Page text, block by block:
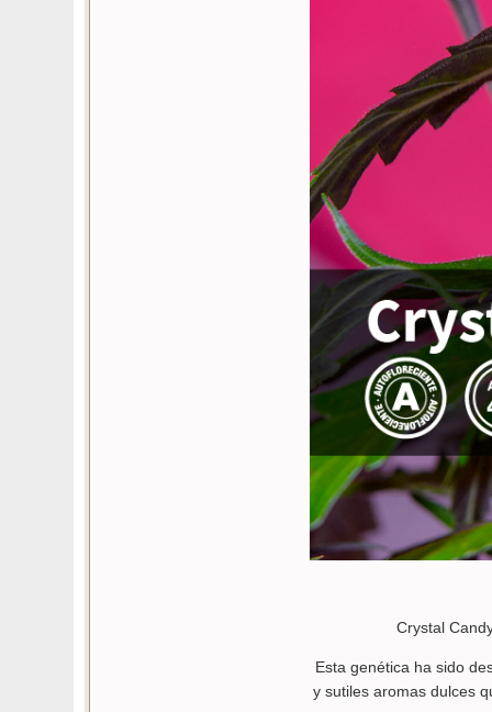
Crystal
Esta genética ha sido
y sutiles aromas dulces